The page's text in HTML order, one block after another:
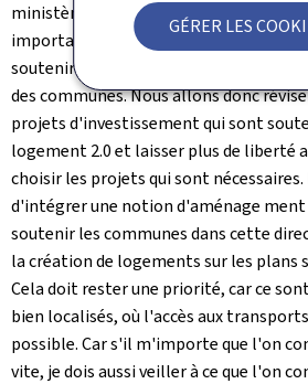
GÉRER LES
ministère et mes administrations, est
importante par rapport aux montants
soutenir la création de logements
des communes. Nous allons donc
projets d'investissement qui sont
logement 2.0 et laisser plus de liberté
choisir les projets qui sont nécessaires.
d'intégrer une notion d'aménage
soutenir les communes dans cette
la création de logements sur les plans
Cela doit rester une priorité, car ce
bien localisés, où l'accès aux
possible. Car s'il m'importe que l'on
vite, je dois aussi veiller à ce que l'on